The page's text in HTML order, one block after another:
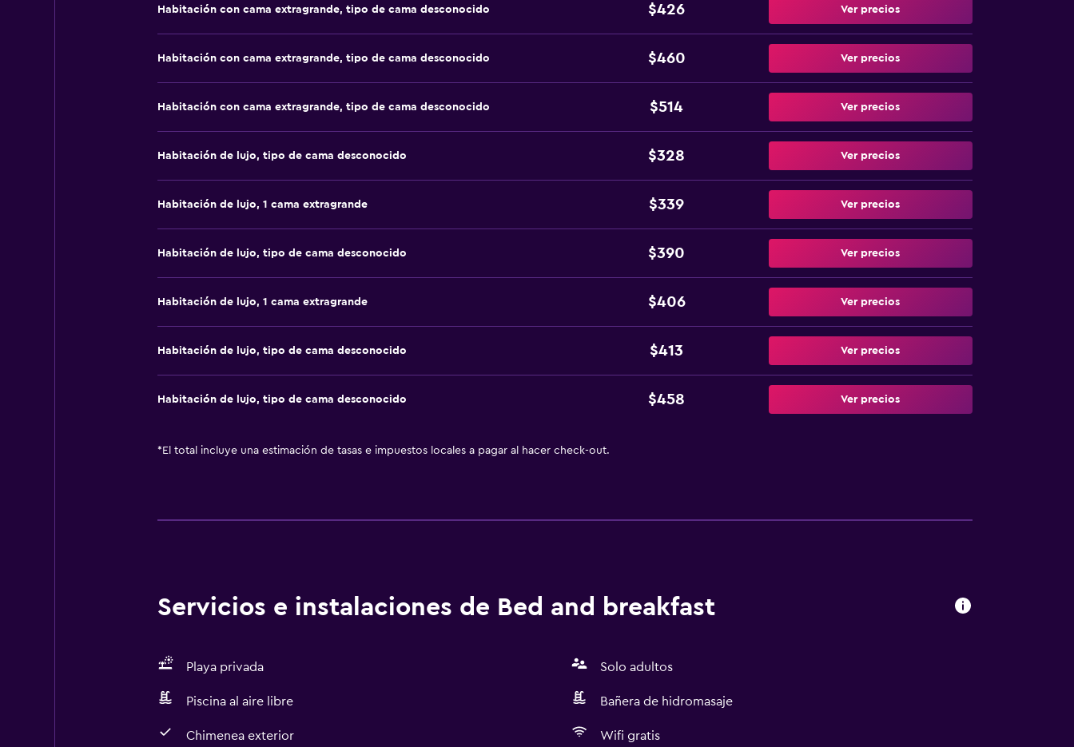
Habitación con cama extragrande, tipo de cama desconocido $426 Ver precios
Habitación con cama extragrande, tipo de cama desconocido $460 Ver precios
Habitación con cama extragrande, tipo de cama desconocido $514 Ver precios
Habitación de lujo, tipo de cama desconocido $328 Ver precios
Habitación de lujo, 1 cama extragrande $339 Ver precios
Habitación de lujo, tipo de cama desconocido $390 Ver precios
Habitación de lujo, 1 cama extragrande $406 Ver precios
Habitación de lujo, tipo de cama desconocido $413 Ver precios
Habitación de lujo, tipo de cama desconocido $458 Ver precios
* El total incluye una estimación de tasas e impuestos locales a pagar al hacer check-out.
Servicios e instalaciones de Bed and breakfast
Playa privada Solo adultos
Piscina al aire libre Bañera de hidromasaje
Chimenea exterior Wifi gratis